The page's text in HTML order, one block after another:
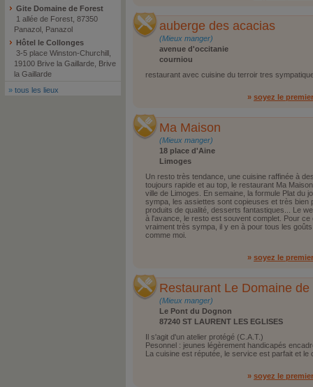
Gite Domaine de Forest
1 allée de Forest, 87350
Panazol, Panazol
Hôtel le Collonges
3-5 place Winston-Churchill,
19100 Brive la Gaillarde, Brive
la Gaillarde
» tous les lieux
auberge des acacias
(Mieux manger)
avenue d'occitanie
courniou
restaurant avec cuisine du terroir tres
» soyez le
Ma Maison
(Mieux manger)
18 place d'Aine
Limoges
Un resto très tendance, une cuisine raffinée à
toujours rapide et au top, le restaurant Ma
ville de Limoges. En semaine, la formule Plat du
sympa, les assiettes sont copieuses et très bien
produits de qualité, desserts fantastiques... Le
à l'avance, le resto est souvent complet. Pour
vraiment très sympa, il y en à pour tous les
comme moi.
» soyez le
Restaurant Le Domaine
(Mieux manger)
Le Pont du Dognon
87240 ST LAURENT LES EGLISES
Il s'agit d'un atelier protégé (C.A.T.)
Pesonnel : jeunes légèrement handicapés
La cuisine est réputée, le service est parfait et le
» soyez le